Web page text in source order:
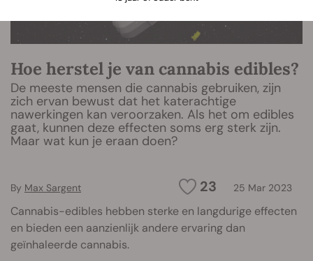
Hoe herstel je van cannabis edibles?
De meeste mensen die cannabis gebruiken, zijn
zich ervan bewust dat het katerachtige
nawerkingen kan veroorzaken. Als het om edibles
gaat, kunnen deze effecten soms erg sterk zijn.
Maar wat kun je eraan doen?
23 25 Mar 2023
By Max Sargent
Cannabis-edibles hebben sterke en langdurige effecten
en bieden een aanzienlijk andere ervaring dan
geïnhaleerde cannabis.